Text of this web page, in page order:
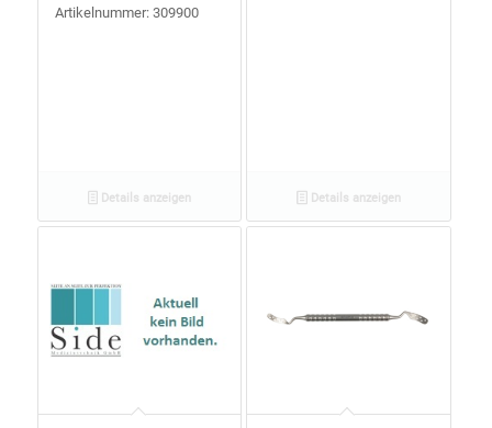
Artikelnummer: 309900
Details anzeigen Details anzeigen